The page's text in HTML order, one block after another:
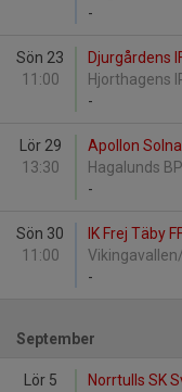
-
Sön 23
11:00
Djurgårdens
Hjorthagens
-
Lör 29
13:30
Apollon Solna
Hagalunds BP
-
Sön 30
11:00
IK Frej Täby
-
September
Lör 5
Norrtulls SK